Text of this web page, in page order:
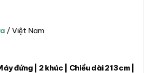
/ Việt Nam
đứng | 2 khúc | Chiều dài 213cm |